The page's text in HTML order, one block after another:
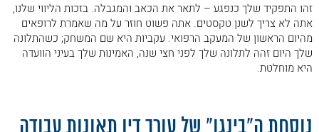
זהו התפקיד שלך כנפגע – לתאר את הכאב והמגבלה. בזכות הליווי שלנו,
אתה לא צריך לשנן טקסטים. אתה פשוט חוזר על מה שאמרת לרופאים
מהיום הראשון של המעקב הרפואי. עקביות היא שם המשחק; כשהתלונה
שלך היום זהה לתלונה שלך לפני חצי שנה, האמינות שלך בעיני הוועדה
היא מוחלטת.